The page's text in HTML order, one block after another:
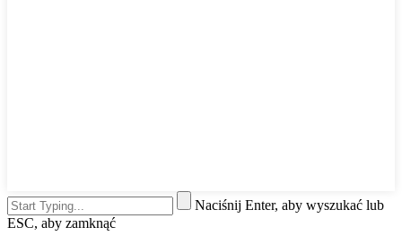
Naciśnij Enter, aby wyszukać lub
ESC, aby zamknąć